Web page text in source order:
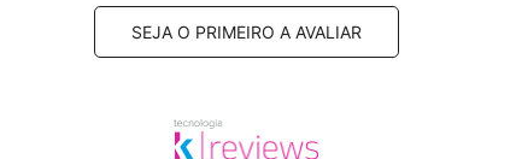
SEJA O PRIMEIRO A AVALIAR